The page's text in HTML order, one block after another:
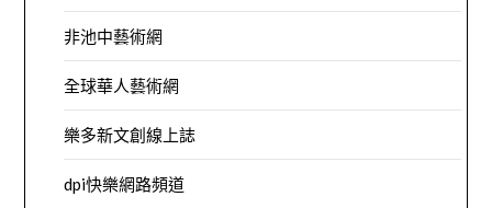
非池中藝術網
全球華人藝術網
樂多新文創線上誌
dpi快樂網路頻道